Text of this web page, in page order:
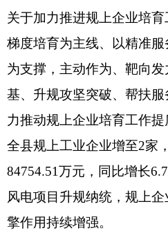
其他主动公开内容 +
关于加力推进规上企业培
梯度培育为主线、以精准
为支撑，主动作为、靶向
基、升规攻坚突破、帮扶服
力推动规上企业培育工作提
全县规上工业企业增至2家
84754.51万元，同比增长
风电项目升规纳统，规上企
擎作用持续增强。